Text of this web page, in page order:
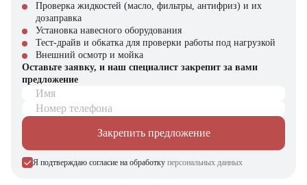
Звоните в «ЦТО» – мы поможем подобрать оптимальную технику!
Проверка жидкостей (масло, фильтры, антифриз) и их
дозаправка
Установка навесного оборудования
Тест-драйв и обкатка для проверки работы под нагрузкой
Внешний осмотр и мойка
Оставьте заявку, и наш специалист закрепит за вами
предложение
Имя
Номер телефона
Закрепить предложение
Я подтверждаю согласие на обработку персональных данных